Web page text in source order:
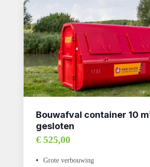
Bouwafval container 10
gesloten
€ 525,00
Grote verbouwing